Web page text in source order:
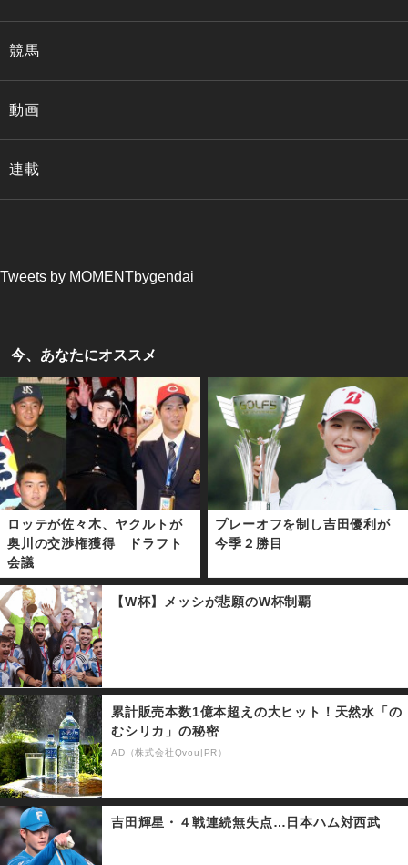
競馬
動画
連載
Tweets by MOMENTbygendai
今、あなたにオススメ
ロッテが佐々木、ヤクルトが
奥川の交渉権獲得 ドラフト
会議
プレーオフを制し吉田優利が
今季２勝目
【W杯】メッシが悲願のW杯制覇
累計販売本数1億本超えの大ヒット！天然水「の
むシリカ」の秘密
AD（株式会社Qvou|PR）
吉田輝星・４戦連続無失点…日本ハム対西武